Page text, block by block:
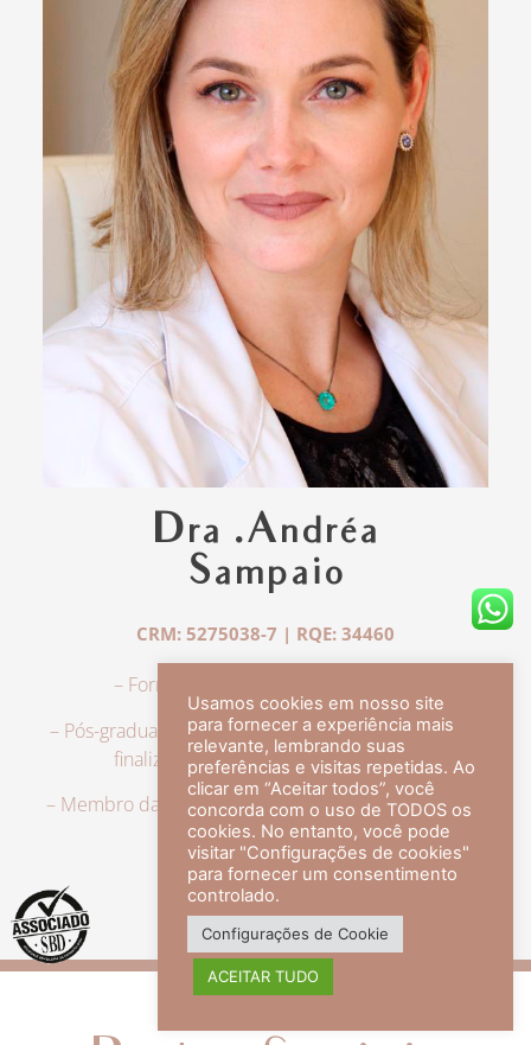
Dra .Andréa
Sampaio
CRM: 5275038-7 | RQE: 34460
– Formação em Medicina pela UFRJ.
– Pós-graduação em Dermatologia pela UFRJ, tendo
finalizado a especialização em 2007.
– Membro da Sociedade Brasileira de Dermatologia,
com título de especialista.
veja mais +
Usamos cookies em nosso site
para fornecer a experiência mais
relevante, lembrando suas
preferências e visitas repetidas. Ao
clicar em “Aceitar todos”, você
concorda com o uso de TODOS os
cookies. No entanto, você pode
visitar "Configurações de cookies"
para fornecer um consentimento
controlado.
Configurações de Cookie
ACEITAR TUDO